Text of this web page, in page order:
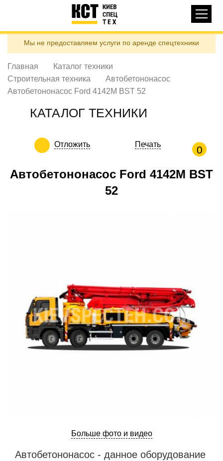
содержанию
навигация
КАТАЛОГ ТЕХНИКИ
ДОСТАВКА И ОПЛАТА
О НАС
ОТЗЫВЫ
ПОЗВОНИТЬ
Контактні телефони:
Мы не предоставляем услуги по аренде спецтехники
Главная
Каталог техники
Строительная техника
Автобетононасос
Автобетононасос Ford 4142M BST 52
КАТАЛОГ ТЕХНИКИ
Отложить Печать 0
Автобетононасос Ford 4142M BST
52
Больше фото и видео
Автобетононасос - данное оборудование